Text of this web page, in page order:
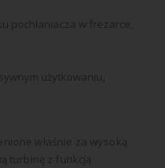
pochłaniacza w frezarce,
użytkowaniu,
właśnie za wysoką
turbinę z funkcją